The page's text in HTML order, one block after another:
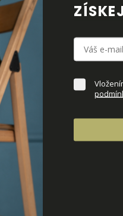
KE STAŽENÍ